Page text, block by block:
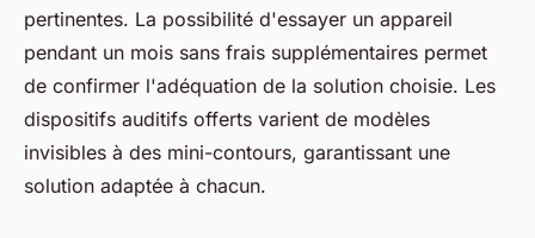
pertinentes. La possibilité d'essayer un appareil
pendant un mois sans frais supplémentaires permet
de confirmer l'adéquation de la solution choisie. Les
dispositifs auditifs offerts varient de modèles
invisibles à des mini-contours, garantissant une
solution adaptée à chacun.